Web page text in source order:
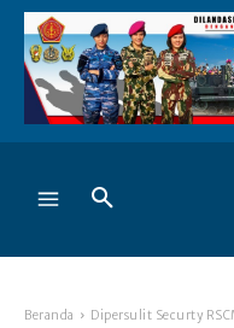
Beranda Dipersulit Securty